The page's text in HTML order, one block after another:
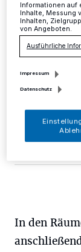
Mettmann·
zwischen
Wohnungen
hebelten die
27.11.2015 ,
In den
Informationen auf
Inhalte, Messung
Inhalten,
von Angeboten.
Ausführliche
Impressum
Datenschutz